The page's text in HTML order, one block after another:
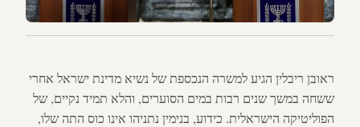
ראובן ריבלין הגיע למשרה הנכספת של נשיא מדינת ישראל אחרי
ששחה במשך שנים רבות במים הסוערים, והלא תמיד נקיים, של
הפוליטיקה הישראלית. כידוע, בנימין נתניהו אינו כוס התה שלו,